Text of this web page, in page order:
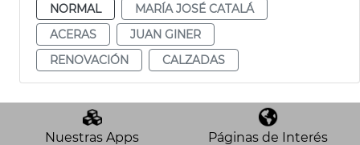
NORMAL
MARÍA JOSÉ CATALÁ
ACERAS
JUAN GINER
RENOVACIÓN
CALZADAS
Nuestras Apps Páginas de Interés